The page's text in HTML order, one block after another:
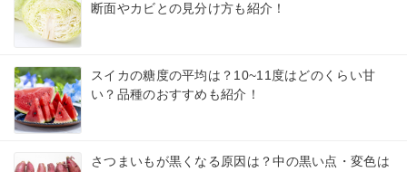
断面やカビとの見分け方も紹介！
スイカの糖度の平均は？10~11度はどのくらい甘
い？品種のおすすめも紹介！
さつまいもが黒くなる原因は？中の黒い点・変色は